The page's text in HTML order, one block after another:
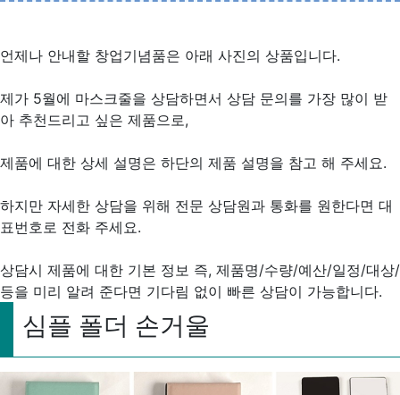
언제나 안내할 창업기념품은 아래 사진의 상품입니다.
제가 5월에 마스크줄을 상담하면서 상담 문의를 가장 많이 받
아 추천드리고 싶은 제품으로,
제품에 대한 상세 설명은 하단의 제품 설명을 참고 해 주세요.
하지만 자세한 상담을 위해 전문 상담원과 통화를 원한다면 대
표번호로 전화 주세요.
상담시 제품에 대한 기본 정보 즉, 제품명/수량/예산/일정/대상/
등을 미리 알려 준다면 기다림 없이 빠른 상담이 가능합니다.
심플 폴더 손거울